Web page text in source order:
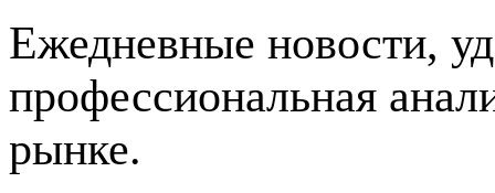
Ежедневные новости,
профессиональная
рынке.